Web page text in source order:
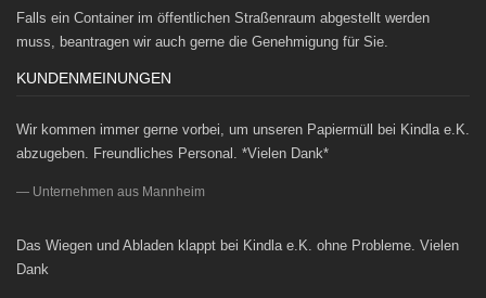
Falls ein Container im öffentlichen Straßenraum abgestellt werden
muss, beantragen wir auch gerne die Genehmigung für Sie.
KUNDENMEINUNGEN
Wir kommen immer gerne vorbei, um unseren Papiermüll bei Kindla e.K.
abzugeben. Freundliches Personal. *Vielen Dank*
Unternehmen aus Mannheim
Das Wiegen und Abladen klappt bei Kindla e.K. ohne Probleme. Vielen
Dank